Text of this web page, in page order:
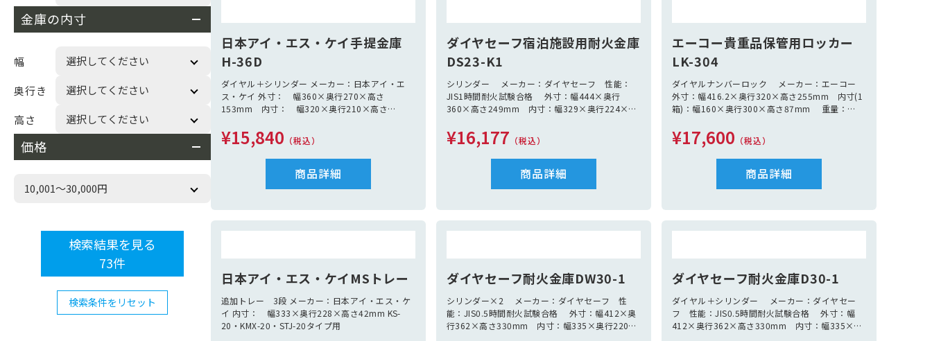
金庫の内寸
幅
奥行き
高さ
価格
検索結果を見る
73件
検索条件をリセット
日本アイ・エス・ケイ手提金庫
H-36D
ダイヤル＋シリンダー メーカー：日本アイ・エ
ス・ケイ 外寸： 幅360×奥行270×高さ
153mm 内寸： 幅320×奥行210×高さ
ートン４台入り
¥15,840 （税込）
商品詳細
ダイヤセーフ宿泊施設用耐火金庫
DS23-K1
シリンダー メーカー：ダイヤセーフ 性能：
JIS1時間耐火試験合格 外寸：幅444×奥行
360×高さ249mm 内寸：幅329×奥行224×高
引出し1個 鍵2本
¥16,177 （税込）
商品詳細
エーコー貴重品保管用ロッカー
LK-304
ダイヤルナンバーロック メーカー：エーコー
外寸：幅416.2×奥行320×高さ255mm 内寸(1
箱)：幅160×奥行300×高さ87mm 重量：
¥17,600 （税込）
商品詳細
日本アイ・エス・ケイMSトレー
追加トレー 3段 メーカー：日本アイ・エス・ケ
イ 内寸： 幅333×奥行228×高さ42mm KS-
20・KMX-20・STJ-20タイプ用
ダイヤセーフ耐火金庫DW30-1
シリンダー×2 メーカー：ダイヤセーフ 性
能：JIS0.5時間耐火試験合格 外寸：幅412×奥
行362×高さ330mm 内寸：幅335×奥行220×
ダイヤセーフ耐火金庫D30-1
ダイヤル＋シリンダー メーカー：ダイヤセー
フ 性能：JIS0.5時間耐火試験合格 外寸：幅
412×奥行362×高さ330mm 内寸：幅335×奥